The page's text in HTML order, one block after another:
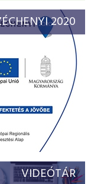
2020
VIDEÓTÁR